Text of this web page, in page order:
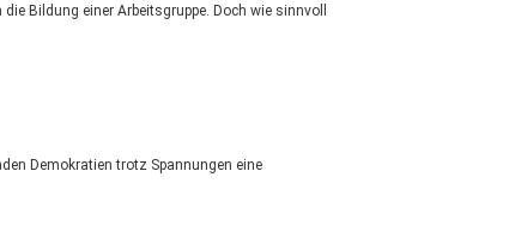
Bildung einer Arbeitsgruppe. Doch wie sinnvoll
Demokratien trotz Spannungen eine